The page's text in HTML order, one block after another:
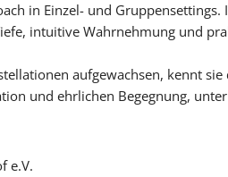
in Einzel- und
intuitive Wahrnehmung und
aufgewachsen, kennt
und ehrlichen Begegnung,
e.V.